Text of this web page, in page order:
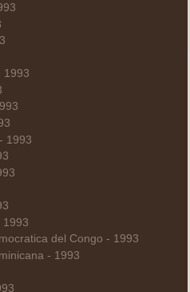
1993
1993
1993
del Congo - 1993
- 1993